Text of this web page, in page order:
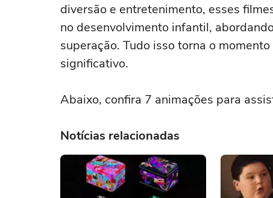
diversão e entretenimento, esses
no desenvolvimento infantil,
superação. Tudo isso torna o
significativo.
Abaixo, confira 7 animações para
Notícias relacionadas